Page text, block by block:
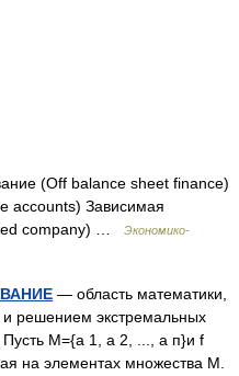
(Оff balance sheet finance)
accounts) Зависимая
company) …
Экономико-
— область математики,
решением экстремальных
Пусть М={а 1, а 2, ..., а п}и f
на элементах множества М.